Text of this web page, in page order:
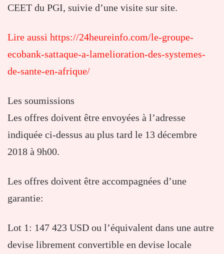
CEET du PGI, suivie d’une visite sur site.
Lire aussi https://24heureinfo.com/le-groupe-
ecobank-sattaque-a-lamelioration-des-systemes-
de-sante-en-afrique/
Les soumissions
Les offres doivent être envoyées à l’adresse
indiquée ci-dessus au plus tard le 13 décembre
2018 à 9h00.
Les offres doivent être accompagnées d’une
garantie:
Lot 1: 147 423 USD ou l’équivalent dans une autre
devise librement convertible en devise locale